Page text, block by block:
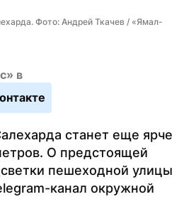
Фото: Андрей Ткачев / «Ямал-
в
станет еще ярче
О предстоящей
пешеходной улицы
канал окружной